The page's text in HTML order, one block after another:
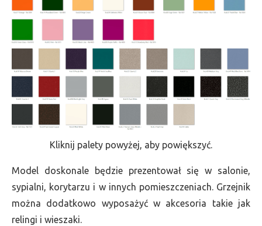
Kliknij palety powyżej, aby powiększyć.
Model doskonale będzie prezentował się w salonie,
sypialni, korytarzu i w innych pomieszczeniach. Grzejnik
można dodatkowo wyposażyć w akcesoria takie jak
relingi i wieszaki.